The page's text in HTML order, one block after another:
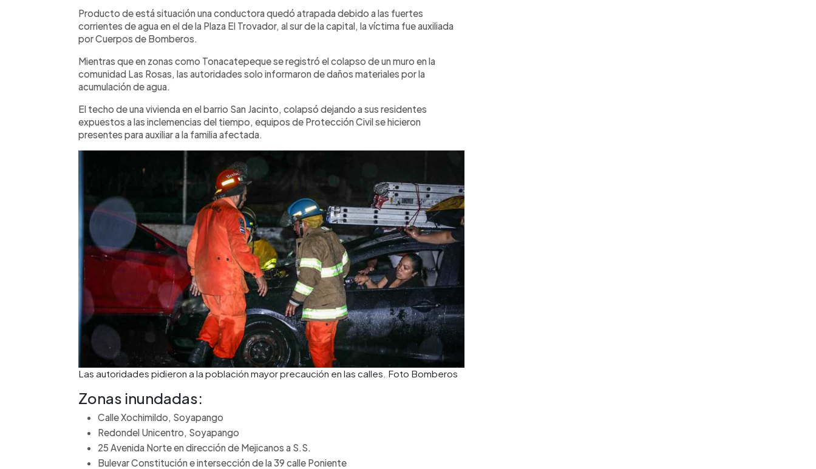
Producto de está situación una conductora quedó atrapada debido a las fuertes
corrientes de agua en el de la Plaza El Trovador, al sur de la capital, la víctima fue auxiliada
por Cuerpos de Bomberos.
Mientras que en zonas como Tonacatepeque se registró el colapso de un muro en la
comunidad Las Rosas, las autoridades solo informaron de daños materiales por la
acumulación de agua.
El techo de una vivienda en el barrio San Jacinto, colapsó dejando a sus residentes
expuestos a las inclemencias del tiempo, equipos de Protección Civil se hicieron
presentes para auxiliar a la familia afectada.
Las autoridades pidieron a la población mayor precaución en las calles. Foto Bomberos
Zonas inundadas:
Calle Xochimildo, Soyapango
Redondel Unicentro, Soyapango
25 Avenida Norte en dirección de Mejicanos a S.S.
Bulevar Constitución e intersección de la 39 calle Poniente